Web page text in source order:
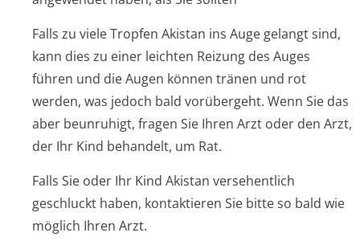
Falls zu viele Tropfen Akistan ins Auge gelangt sind,
kann dies zu einer leichten Reizung des Auges
führen und die Augen können tränen und rot
werden, was jedoch bald vorübergeht. Wenn Sie das
aber beunruhigt, fragen Sie Ihren Arzt oder den Arzt,
der Ihr Kind behandelt, um Rat.
Falls Sie oder Ihr Kind Akistan versehentlich
geschluckt haben, kontaktieren Sie bitte so bald wie
möglich Ihren Arzt.